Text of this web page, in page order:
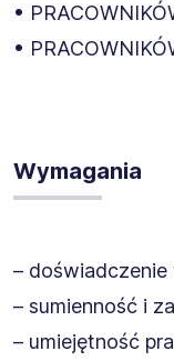
•
•
Wymagania
–
– sumienność i
– umiejętność